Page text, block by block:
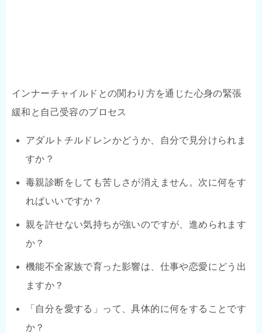
インナーチャイルドとの関わり方を通じた心身の緊張
緩和と自己受容のプロセス
アダルトチルドレンかどうか、自分で見分けられま
すか？
毒親診断をしても苦しさが消えません。次に何をす
ればいいですか？
親を許せない気持ちが強いのですが、進められます
か？
機能不全家族で育った影響は、仕事や恋愛にどう出
ますか？
「自分を愛する」って、具体的に何をすることです
か？